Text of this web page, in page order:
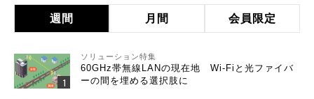
週間 月間 会員限定
ソリューション特集
60GHz帯無線LANの現在地 Wi-Fiと光ファイバ
ーの間を埋める選択肢に